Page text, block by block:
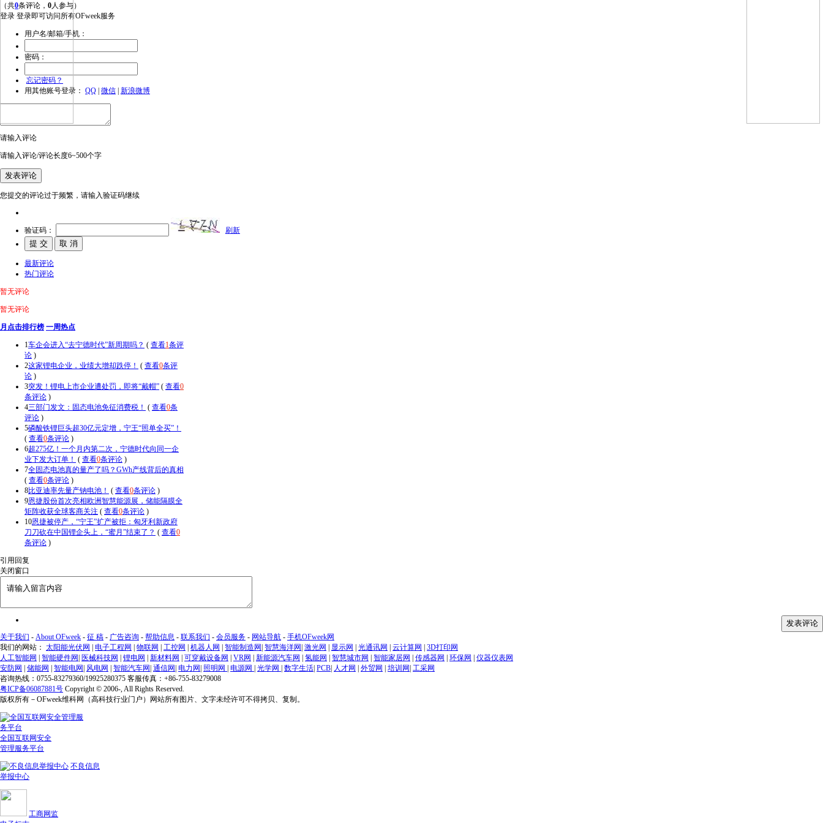
（共0条评论， 0人参与）
登录 登录即可访问所有OFweek服务
用户名/邮箱/手机：
密码：
忘记密码？
用其他账号登录： QQ 微信 新浪微博
请输入评论
请输入评论/评论长度6~500个字
您提交的评论过于频繁，请输入验证码继续
验证码： 刷新
最新评论
热门评论
暂无评论
暂无评论
月点击排行榜 一周热点
1车企会进入“去宁德时代”新周期吗？ ( 查看1条评
论 )
2这家锂电企业，业绩大增却跌停！ ( 查看0条评
论 )
3突发！锂电上市企业遭处罚，即将“戴帽” ( 查看0
条评论 )
4三部门发文：固态电池免征消费税！ ( 查看0条
评论 )
5磷酸铁锂巨头超30亿元定增，宁王“照单全买”！
( 查看0条评论 )
6超275亿！一个月内第二次，宁德时代向同一企
业下发大订单！ ( 查看0条评论 )
7全固态电池真的量产了吗？GWh产线背后的真相
( 查看0条评论 )
8比亚迪率先量产钠电池！ ( 查看0条评论 )
9恩捷股份首次亮相欧洲智慧能源展，储能隔膜全
矩阵收获全球客商关注 ( 查看0条评论 )
10恩捷被停产，“宁王”扩产被拒：匈牙利新政府
刀刀砍在中国锂企头上，“蜜月”结束了？ ( 查看0
条评论 )
引用回复
关闭窗口
关于我们 - About OFweek - 征 稿 - 广告咨询 - 帮助信息 - 联系我们 - 会员服务 - 网站导航 - 手机OFweek网
我们的网站： 太阳能光伏网 电子工程网 物联网 工控网 机器人网 智能制造网 智慧海洋网 激光网 显示网 光通讯网 云计算网
3D打印网
人工智能网
智能硬件网 医械科技网 锂电网 新材料网 可穿戴设备网 VR网 新能源汽车网 氢能网 智慧城市网 智能家居网 传感器网 环保网
仪器仪表网
安防网
储能网 智能电网 风电网 智能汽车网 通信网 电力网 照明网 电源网 光学网 数字生活 PCB 人才网 外贸网 培训网 工采网
咨询热线：0755-83279360/19925280375 客服传真：+86-755-83279008
粤ICP备06087881号 Copyright © 2006-, All Rights Reserved.
版权所有－OFweek维科网（高科技行业门户）网站所有图片、文字未经许可不得拷贝、复制。
全国互联网安全
管理服务平台
不良信息
举报中心
工商网监